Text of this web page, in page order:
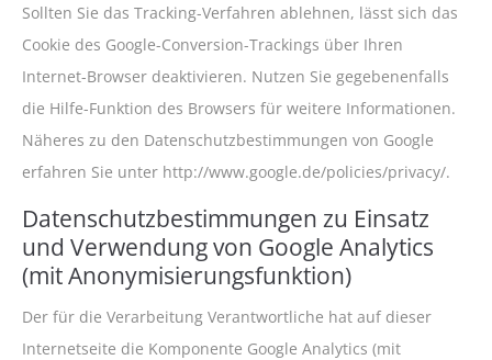
Sollten Sie das Tracking-Verfahren ablehnen, lässt sich das
Cookie des Google-Conversion-Trackings über Ihren
Internet-Browser deaktivieren. Nutzen Sie gegebenenfalls
die Hilfe-Funktion des Browsers für weitere Informationen.
Näheres zu den Datenschutzbestimmungen von Google
erfahren Sie unter http://www.google.de/policies/privacy/.
Datenschutzbestimmungen zu Einsatz
und Verwendung von Google Analytics
(mit Anonymisierungsfunktion)
Der für die Verarbeitung Verantwortliche hat auf dieser
Internetseite die Komponente Google Analytics (mit